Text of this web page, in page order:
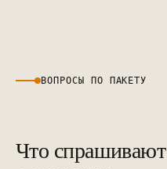
ВОПРОСЫ ПО ПАКЕТУ
Что спрашивают